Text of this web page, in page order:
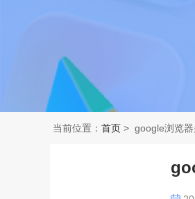
当前位置： 首页 > google浏览器